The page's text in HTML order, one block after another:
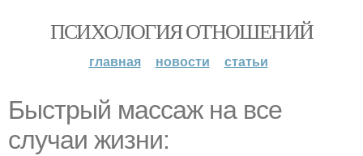
ПСИХОЛОГИЯ ОТНОШЕНИЙ
главная новости статьи
Быстрый массаж на все
случаи жизни: